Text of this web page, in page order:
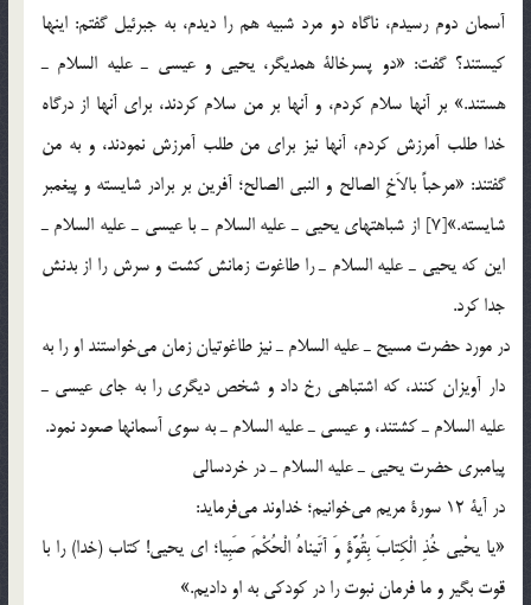
آسمان دوم رسيدم، ناگاه دو مرد شبيه هم را ديدم، به جبرئيل گفتم: اينها
كيستند؟ گفت: «دو پسرخالة همديگر، يحيي و عيسي ـ عليه السلام ـ
هستند.» بر آنها سلام كردم، و آنها بر من سلام كردند، براي آنها از درگاه
خدا طلب آمرزش كردم، آنها نيز براي من طلب آمرزش نمودند، و به من
گفتند: «مرحباً بالاَخِ الصالح و النبي الصالح؛ آفرين بر برادر شايسته و پيغمبر
شايسته.»[7] از شباهتهاي يحيي ـ عليه السلام ـ با عيسي ـ عليه السلام ـ
اين كه يحيي ـ عليه السلام ـ را طاغوت زمانش كشت و سرش را از بدنش
جدا كرد.
در مورد حضرت مسيح ـ عليه السلام ـ نيز طاغوتيان زمان مي‎خواستند او را به
دار آويزان كنند، كه اشتباهي رخ داد و شخص ديگري را به جاي عيسي ـ
عليه السلام ـ كشتند، و عيسي ـ عليه السلام ـ به سوي آسمانها صعود نمود.
پيامبري حضرت يحيي ـ عليه السلام ـ در خردسالي
در آية 12 سورة مريم مي‎خوانيم؛ خداوند مي‎فرمايد:
«يا يحْيى خُذِ الْكِتابَ بِقُوَّةٍ وَ آتَيناهُ الْحُكْمَ صَبِيا؛ اي يحيي! كتاب (خدا) را با
قوت بگير و ما فرمان نبوت را در كودكي به او داديم.»